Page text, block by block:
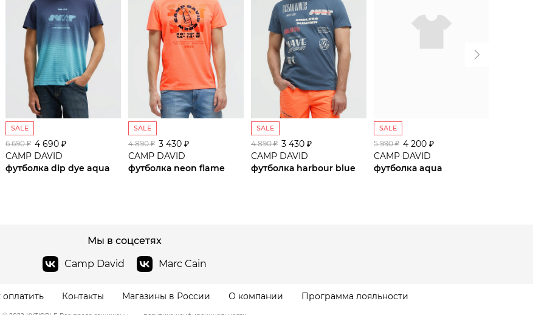
сайте СДЭК
SALE
6 690 ₽ 4 690 ₽
CAMP DAVID
футболка dip dye aqua
SALE
4 890 ₽ 3 430 ₽
CAMP DAVID
футболка neon flame
SALE
4 890 ₽ 3 430 ₽
CAMP DAVID
футболка harbour blue
SALE
5 990 ₽ 4 200 ₽
CAMP DAVID
футболка aqua
Мы в соцсетях
Camp David
Marc Cain
оплатить Контакты Магазины в России О компании Программа лояльности